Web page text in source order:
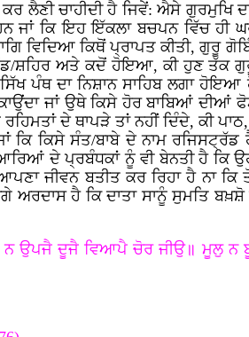
ਲੈਣੀ ਚਾਹੀਦੀ ਹੈ ਜਿਵੇਂ: ਐਸੇ ਗੁਰਮੁਖਿ
ਜਾਂ ਕਿ ਇਹ ਇੱਕਲਾ ਬਚਪਨ ਵਿੱਚ ਹੀ
ਵਿਦਿਆ ਕਿਥੋਂ ਪ੍ਰਾਪਤ ਕੀਤੀ, ਗੁਰੂ
ਸ਼ਹਿਰ ਅਤੇ ਕਦੋਂ ਹੋਇਆ, ਕੀ ਹੁਣ ਤੱਕ
ਪੰਥ ਦਾ ਨਿਸ਼ਾਨ ਸਾਹਿਬ ਲਗਾ ਹੋਇਆ
ਜਾਂ ਉਥੇ ਕਿਸੇ ਹੋਰ ਬਾਬਿਆਂ ਦੀਆਂ
ਦੇ ਥਾਪੜੇ ਤਾਂ ਨਹੀਂ ਦਿੰਦੇ, ਕੀ
ਕਿ ਕਿਸੇ ਸੰਤ/ਬਾਬੇ ਦੇ ਨਾਮ
ਦੇ ਪ੍ਰਬੰਧਕਾਂ ਨੂੰ ਵੀ ਬੇਨਤੀ ਹੈ ਕਿ
ਜੀਵਨ ਬਤੀਤ ਕਰ ਰਿਹਾ ਹੈ ਨਾ ਕਿ
ਹੈ ਕਿ ਦਾਤਾ ਸਾਨੂੰ ਸੁਮਤਿ ਬਖ਼ਸ਼ੋ
ਨ ਉਪਜੈ ਦੂਜੈ ਵਿਆਪੈ ਚੋਰ ਜੀਉ॥ ਮੂਲੁ